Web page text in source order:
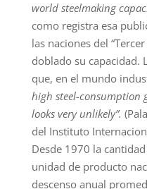
world steelmaking
como registra esa
las naciones del
doblado su capacidad.
que, en el mundo
high steel-consumption
looks very unlikely”.
del Instituto
Desde 1970 la
unidad de producto
descenso anual